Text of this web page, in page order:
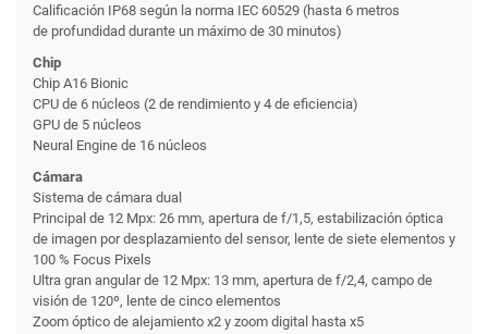
Calificación IP68 según la norma IEC 60529 (hasta 6 metros
de profundidad durante un máximo de 30 minutos)
Chip
Chip A16 Bionic
CPU de 6 núcleos (2 de rendimiento y 4 de eficiencia)
GPU de 5 núcleos
Neural Engine de 16 núcleos
Cámara
Sistema de cámara dual
Principal de 12 Mpx: 26 mm, apertura de f/1,5, estabili­zación óptica
de imagen por desplazamiento del sensor, lente de siete elementos y
100 % Focus Pixels
Ultra gran angular de 12 Mpx: 13 mm, apertura de f/2,4, campo de
visión de 120º, lente de cinco elementos
Zoom óptico de alejamiento x2 y zoom digital hasta x5